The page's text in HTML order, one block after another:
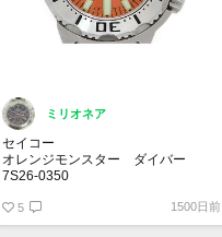
ミリオネア
セイコー
オレンジモンスター ダイバー
7S26-0350
ターの由来は頑丈でタフさが特徴の
為です✨
5 1500日前